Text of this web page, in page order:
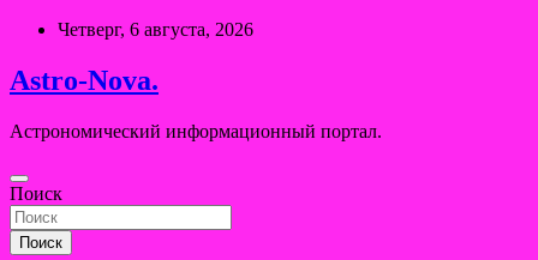
Перейти
содержимому
Четверг, 6 августа, 2026
Astro-Nova.
Астрономический информационный портал.
Поиск
Поиск